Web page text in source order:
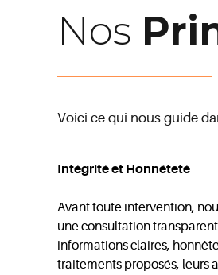
Nos
Voici ce qui nous guide
Intégrité et Honnêteté
Avant toute intervention,
une consultation
informations claires,
traitements proposés, leurs